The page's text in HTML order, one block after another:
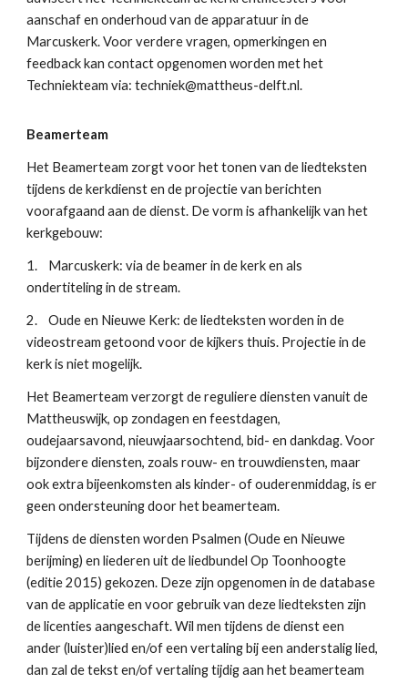
aanschaf en onderhoud van de apparatuur in de
Marcuskerk. Voor verdere vragen, opmerkingen en
feedback kan contact opgenomen worden met het
Techniekteam via: techniek@mattheus-delft.nl.
Beamerteam
Het Beamerteam zorgt voor het tonen van de liedteksten
tijdens de kerkdienst en de projectie van berichten
voorafgaand aan de dienst. De vorm is afhankelijk van het
kerkgebouw:
1.
Marcuskerk: via de beamer in de kerk en als
ondertiteling in de stream.
2.
Oude en Nieuwe Kerk: de liedteksten worden in de
videostream getoond voor de kijkers thuis. Projectie in de
kerk is niet mogelijk.
Het Beamerteam verzorgt de reguliere diensten vanuit de
Mattheuswijk, op zondagen en feestdagen,
oudejaarsavond, nieuwjaarsochtend, bid- en dankdag. Voor
bijzondere diensten, zoals rouw- en trouwdiensten, maar
ook extra bijeenkomsten als kinder- of ouderenmiddag, is er
geen ondersteuning door het beamerteam.
Tijdens de diensten worden Psalmen (Oude en Nieuwe
berijming) en liederen uit de liedbundel Op Toonhoogte
(editie 2015) gekozen. Deze zijn opgenomen in de database
van de applicatie en voor gebruik van deze liedteksten zijn
de licenties aangeschaft. Wil men tijdens de dienst een
ander (luister)lied en/of een vertaling bij een anderstalig lied,
dan zal de tekst en/of vertaling tijdig aan het beamerteam